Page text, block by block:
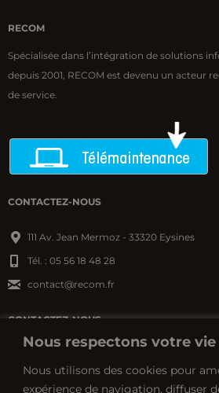
Nous respectons votre
Nous utilisons des cookies pour
expérience de navigation, diffuser
RECOM
Spécialisée dans l’intégration de solutions
depuis 2001, RECOM est devenu un acteur
de service.
CONTACTEZ-NOUS
111 Av. Jean Mermoz - 33320 Eysines
Tél. : 05 56 18 48 28
contact@recom.fr
CONTACTEZ-NOUS
24660 Coulounieix-Chamiers